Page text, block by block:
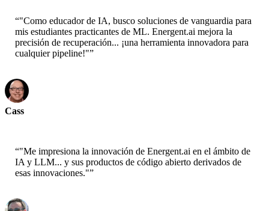
“"Como educador de IA, busco soluciones de vanguardia para
mis estudiantes practicantes de ML. Energent.ai mejora la
precisión de recuperación... ¡una herramienta innovadora para
cualquier pipeline!"”
Cass
“"Me impresiona la innovación de Energent.ai en el ámbito de
IA y LLM... y sus productos de código abierto derivados de
esas innovaciones."”